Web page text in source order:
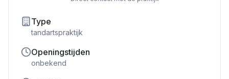
Type
tandartspraktijk
Openingstijden
onbekend